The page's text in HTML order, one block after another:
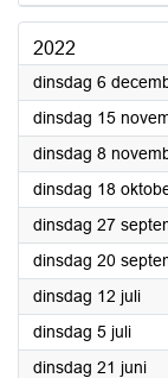
2022
dinsdag 6
dinsdag 15
dinsdag 8
dinsdag 18
dinsdag 27
dinsdag 20
dinsdag 12 juli2022
dinsdag 5 juli2022
dinsdag 21 juni